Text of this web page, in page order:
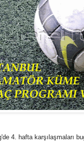
4. hafta karşılaşmaları